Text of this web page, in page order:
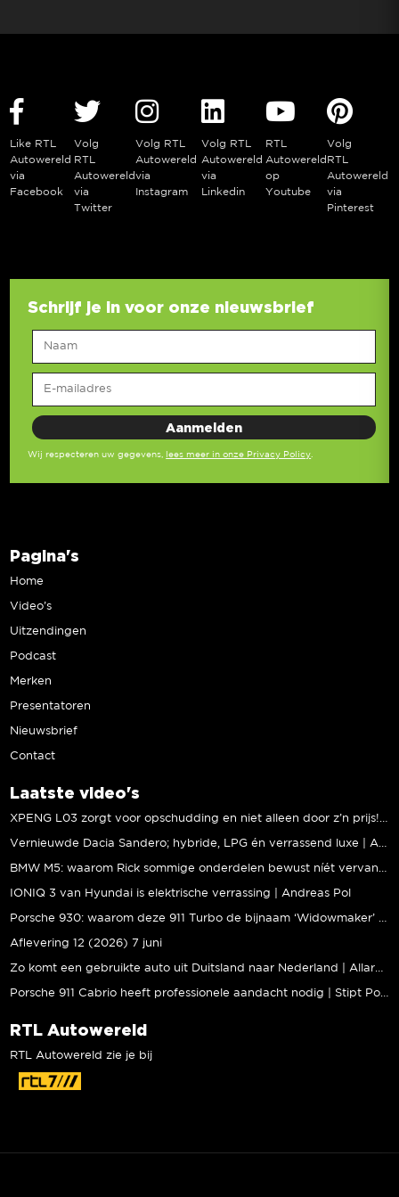
Like RTL
Autowereld
via
Facebook
Volg
RTL
Autowereld
via
Twitter
Volg RTL
Autowereld
via
Instagram
Volg RTL
Autowereld
via
Linkedin
RTL
Autowereld
op
Youtube
Volg
RTL
Autowereld
via
Pinterest
Schrijf je in voor onze nieuwsbrief
Wij respecteren uw gegevens, lees meer in onze Privacy Policy
Pagina's
Home
Video’s
Uitzendingen
Podcast
Merken
Presentatoren
Nieuwsbrief
Contact
Laatste video's
IONIQ 3 van Hyundai is elektrische verrassing | Andreas Pol
Aflevering 12 (2026) 7 juni
RTL Autowereld
RTL Autowereld zie je bij